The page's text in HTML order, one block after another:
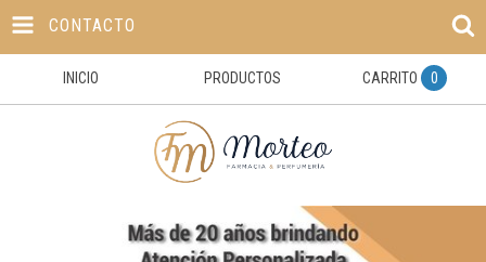
CONTACTO
INICIO PRODUCTOS CARRITO 0